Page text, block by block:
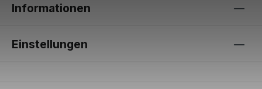
Informationen
Einstellungen